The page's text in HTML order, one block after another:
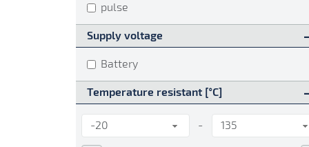
ใช้ในการวัดที่สภาวะแตกต่างกันออกไป ไม่ว่าจ
สูง มีส่วนผสมของฝุ่นหรือแม้กระทั้งมีส่วนผสมของ
meter ให้เหมาะสมกับงานที่เราใช้ ซึ่งหากเลือ
ซึ่งความผิดพลาดนั้นจะไม่เกิดขึ้นเพราะทางบริษั
จะให้คำแนะนำและเลือก Air flow meter ที่เหม
คุณภาพสูงทุกชนิดมาขายและจำหน่ายในราคา
show less
pulse
Supply voltage
Battery
Temperature resistant [°C]
-